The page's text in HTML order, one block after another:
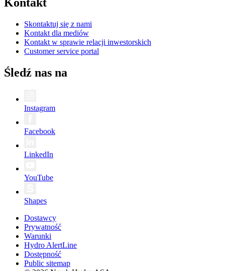
Skontaktuj się z nami
Kontakt dla mediów
Kontakt w sprawie relacji inwestorskich
Customer service portal
Śledź nas na
Instagram
Facebook
LinkedIn
YouTube
Shapes
Dostawcy
Prywatność
Warunki
Hydro AlertLine
Dostępność
Public sitemap